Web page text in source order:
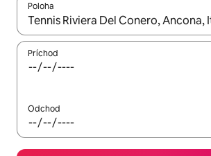
Poloha
Keď budú výsledky k dispozícii, môžete
Príchod
Odchod